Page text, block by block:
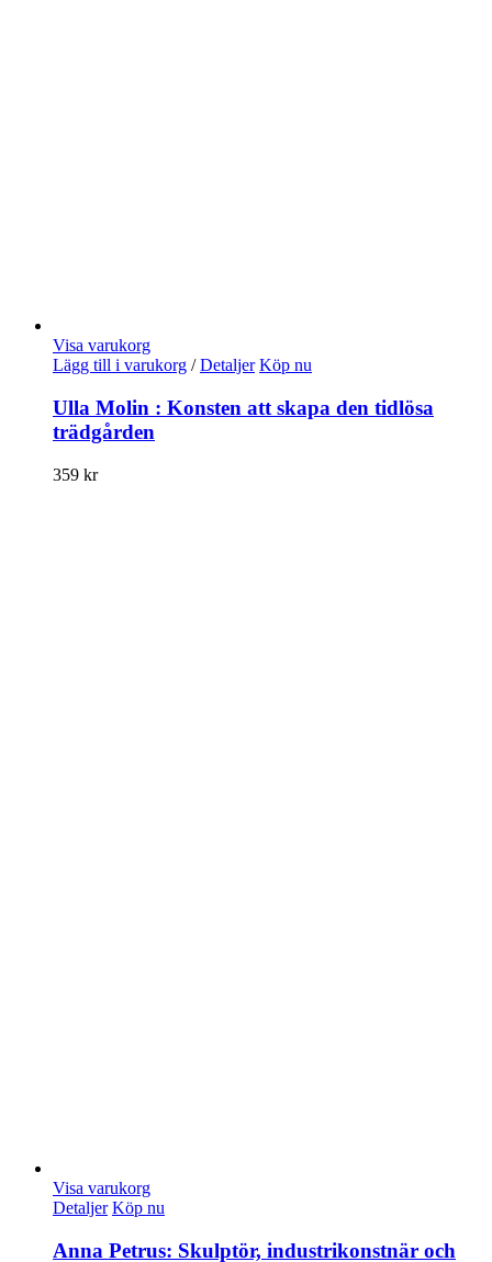
Visa varukorg
Lägg till i varukorg / Detaljer Köp nu
Ulla Molin : Konsten att skapa den tidlösa
trädgården
359 kr
Visa varukorg
Detaljer Köp nu
Anna Petrus: Skulptör, industrikonstnär och